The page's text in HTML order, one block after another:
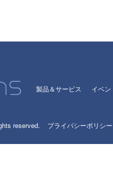
製品＆サービス イベ
reserved. プライバシーポリシー